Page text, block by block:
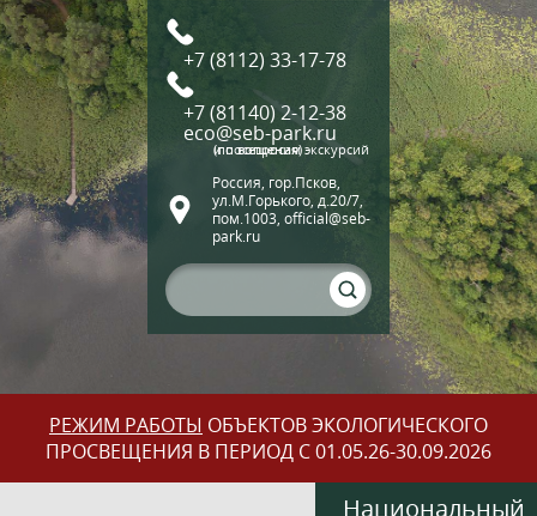
+7 (8112) 33-17-78
+7 (81140) 2-12-38
eco@seb-park.ru
(по вопросам экскурсий и посещения)
Россия, гор.Псков,
ул.М.Горького, д.20/7,
пом.1003, official@seb-
park.ru
РЕЖИМ РАБОТЫ ОБЪЕКТОВ ЭКОЛОГИЧЕСКОГО
ПРОСВЕЩЕНИЯ В ПЕРИОД С 01.05.26-30.09.2026
Национальный